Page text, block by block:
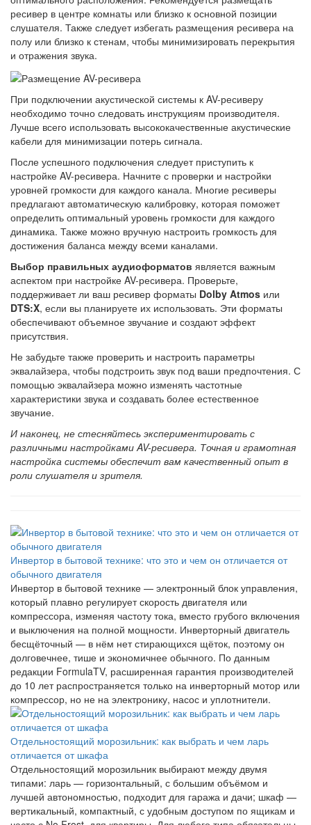
ресивер в центре комнаты или близко к основной позиции
слушателя. Также следует избегать размещения ресивера на
полу или близко к стенам, чтобы минимизировать перекрытия
и отражения звука.
При подключении акустической системы к AV-ресиверу
необходимо точно следовать инструкциям производителя.
Лучше всего использовать высококачественные акустические
кабели для минимизации потерь сигнала.
После успешного подключения следует приступить к
настройке AV-ресивера. Начните с проверки и настройки
уровней громкости для каждого канала. Многие ресиверы
предлагают автоматическую калибровку, которая поможет
определить оптимальный уровень громкости для каждого
динамика. Также можно вручную настроить громкость для
достижения баланса между всеми каналами.
Выбор правильных аудиоформатов является важным
аспектом при настройке AV-ресивера. Проверьте,
поддерживает ли ваш ресивер форматы Dolby Atmos или
DTS:X, если вы планируете их использовать. Эти форматы
обеспечивают объемное звучание и создают эффект
присутствия.
Не забудьте также проверить и настроить параметры
эквалайзера, чтобы подстроить звук под ваши предпочтения. С
помощью эквалайзера можно изменять частотные
характеристики звука и создавать более естественное
звучание.
И наконец, не стесняйтесь экспериментировать с
различными настройками AV-ресивера. Точная и грамотная
настройка системы обеспечит вам качественный опыт в
роли слушателя и зрителя.
Инвертор в бытовой технике: что это и чем он отличается от
обычного двигателя
Инвертор в бытовой технике — электронный блок управления,
который плавно регулирует скорость двигателя или
компрессора, изменяя частоту тока, вместо грубого включения
и выключения на полной мощности. Инверторный двигатель
бесщёточный — в нём нет стирающихся щёток, поэтому он
долговечнее, тише и экономичнее обычного. По данным
редакции FormulaTV, расширенная гарантия производителей
до 10 лет распространяется только на инверторный мотор или
компрессор, но не на электронику, насос и уплотнители.
Отдельностоящий морозильник: как выбрать и чем ларь
отличается от шкафа
Отдельностоящий морозильник выбирают между двумя
типами: ларь — горизонтальный, с большим объёмом и
лучшей автономностью, подходит для гаража и дачи; шкаф —
вертикальный, компактный, с удобным доступом по ящикам и